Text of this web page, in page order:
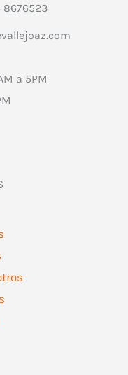
8676523
a 5PM